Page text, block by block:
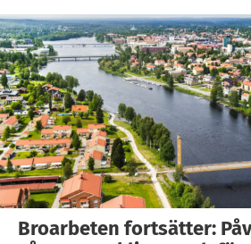
Broarbeten fortsätter: